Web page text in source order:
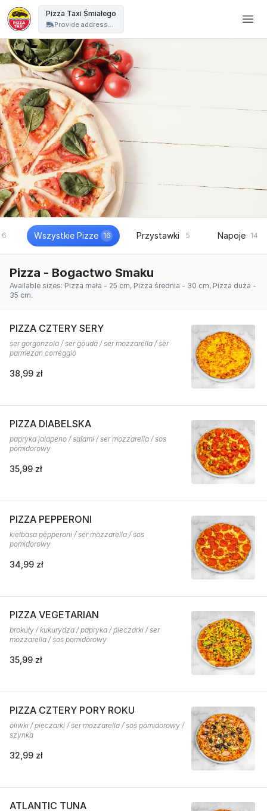
Pizza Taxi Śmiałego
Provide address...
6 Wszystkie Pizze 16 Przystawki 5 Napoje 14
Pizza - Bogactwo Smaku
Available sizes: Pizza mała - 25 cm, Pizza średnia - 30 cm, Pizza duża -
35 cm.
PIZZA CZTERY SERY
ser gorgonzola / ser gouda / ser mozzarella / ser
parmezan correggio
38,99 zł
PIZZA DIABELSKA
papryka jalapeno / salami / ser mozzarella / sos
pomidorowy
35,99 zł
PIZZA PEPPERONI
kiełbasa pepperoni / ser mozzarella / sos
pomidorowy
34,99 zł
PIZZA VEGETARIAN
brokuły / kukurydza / papryka / pieczarki / ser
mozzarella / sos pomidorowy
35,99 zł
PIZZA CZTERY PORY ROKU
oliwki / pieczarki / ser mozzarella / sos pomidorowy /
szynka
32,99 zł
ATLANTIC TUNA